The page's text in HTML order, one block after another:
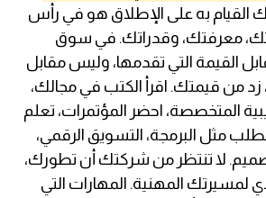
القيام به على الإطلاق هو في رأس
معرفتك، وقدراتك. في سوق
القيمة التي تقدمها، وليس مقابل
من قيمتك. اقرأ الكتب في مجالك،
المتخصصة، احضر المؤتمرات، تعلم
مثل البرمجة، التسويق الرقمي،
لا تنتظر من شركتك أن تطورك،
لمسيرتك المهنية. المهارات التي